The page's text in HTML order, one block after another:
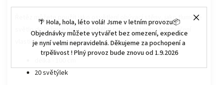
🌴 Hola, hola, léto volá! Jsme v letním provozu📦
Objednávky můžete vytvářet bez omezení, expedice
je nyní velmi nepravidelná. Děkujeme za pochopení a
trpělivost ! Plný provoz bude znovu od 1.9.2026
Řetěz můžete použít jako osvětlení obývací stěny, jako tlumené
světlo do ložnice nebo dětského pokojíčku nebo k vytváření
vlastích dekorací - fantazii se meze nekladou.
20 světýlek